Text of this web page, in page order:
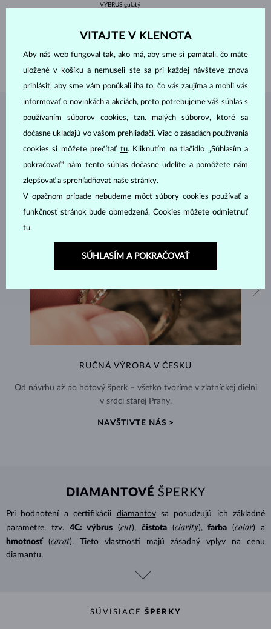
VÝBRUS guľatý
PRIEMER
1.8 mm
ŠPERKY ZATELIÉRU KLENOTA
RUČNÁ VÝROBA V ČESKU
Od návrhu až po hotový šperk – všetko tvoríme v zlatníckej dielni
v srdci starej Prahy.
NAVŠTIVTE NÁS >
DIAMANTOVÉ ŠPERKY
Pri hodnotení a certifikácii diamantovsa posudzujú ich základné
parametre, tzv.
4C: výbrus (cut), čistota (clarity), farba (color) a
hmotnosť
(carat). Tieto vlastnosti majú zásadný vplyv na cenu
diamantu.
SÚVISIACE ŠPERKY
VITAJTE V KLENOTA
Aby náš web fungoval tak, ako má, aby sme si pamätali, čo máte
uložené v košíku a nemuseli ste sa pri každej návšteve znova
prihlásiť, aby sme vám ponúkali iba to, čo vás zaujíma a mohli vás
informovať o novinkách a akciách, preto potrebujeme váš súhlas s
používaním súborov cookies, tzn. malých súborov, ktoré sa
dočasne ukladajú vo vašom prehliadači. Viac o zásadách používania
cookies si môžete prečítať tu. Kliknutím na tlačidlo „Súhlasím a
pokračovať“ nám tento súhlas dočasne udelíte a pomôžete nám
zlepšovať a sprehľadňovať naše stránky.
V opačnom prípade nebudeme môcť súbory cookies používať a
funkčnosť stránok bude obmedzená. Cookies môžete odmietnuť
tu.
SÚHLASÍM A POKRAČOVAŤ